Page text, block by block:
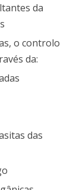
da
o controlo
da:
das